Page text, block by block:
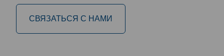
СВЯЗАТЬСЯ С НАМИ